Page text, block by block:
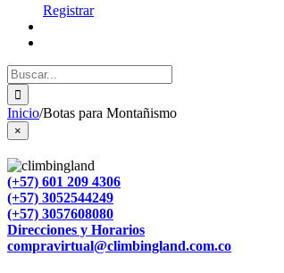
Registrar
Buscar:
Inicio/Botas para Montañismo
Close
product
quick
view
×
(+57) 601 209 4306
(+57) 3052544249
(+57) 3057608080
Direcciones y Horarios
compravirtual@climbingland.com.co